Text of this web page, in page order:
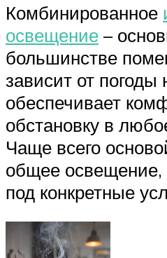
Комбинированное
освещение –
большинстве
зависит от погоды
обеспечивает
обстановку в
Чаще всего
общее освещение,
под конкретные